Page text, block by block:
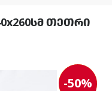
თეთრი
-50%